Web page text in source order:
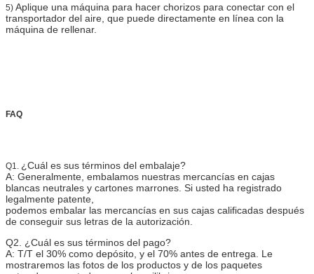
5) Aplique una máquina para hacer chorizos para conectar con el
transportador del aire, que puede directamente en línea con la
máquina de rellenar.
FAQ
Q1. ¿Cuál es sus términos del embalaje?
A: Generalmente, embalamos nuestras mercancías en cajas
blancas neutrales y cartones marrones. Si usted ha registrado
legalmente patente,
podemos embalar las mercancías en sus cajas calificadas después
de conseguir sus letras de la autorización.
Q2. ¿Cuál es sus términos del pago?
A: T/T el 30% como depósito, y el 70% antes de entrega. Le
mostraremos las fotos de los productos y de los paquetes